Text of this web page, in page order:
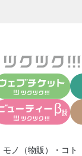
モノ（物販） ・ コト